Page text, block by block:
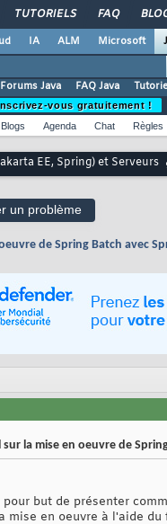
TUTORIELS FAQ
IA ALM Microsoft
Forums Java
FAQ Java
vous gratuitement !
Blogs Agenda Chat Règles
EE, Spring) et Serveurs
un problème
de Spring Batch avec
sur la mise en oeuvre de
pour but de présenter
mise en oeuvre à l'aide